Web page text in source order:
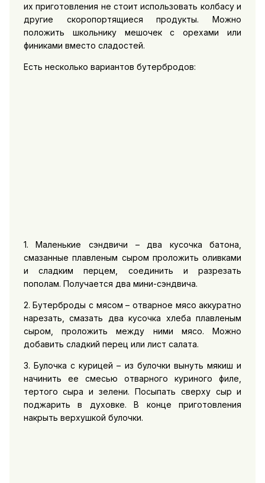
их приготовления не стоит использовать колбасу и
другие скоропортящиеся продукты. Можно
положить школьнику мешочек с орехами или
финиками вместо сладостей.
Есть несколько вариантов бутербродов:
1. Маленькие сэндвичи – два кусочка батона,
смазанные плавленым сыром проложить оливками
и сладким перцем, соединить и разрезать
пополам. Получается два мини-сэндвича.
2. Бутерброды с мясом – отварное мясо аккуратно
нарезать, смазать два кусочка хлеба плавленым
сыром, проложить между ними мясо. Можно
добавить сладкий перец или лист салата.
3. Булочка с курицей – из булочки вынуть мякиш и
начинить ее смесью отварного куриного филе,
тертого сыра и зелени. Посыпать сверху сыр и
поджарить в духовке. В конце приготовления
накрыть верхушкой булочки.